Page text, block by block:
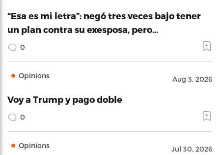
“Esa es mi letra”: negó tres veces bajo tener
un plan contra su exesposa, pero…
0
Opinions Aug 3, 2026
Voy a Trump y pago doble
0
Opinions Jul 30, 2026